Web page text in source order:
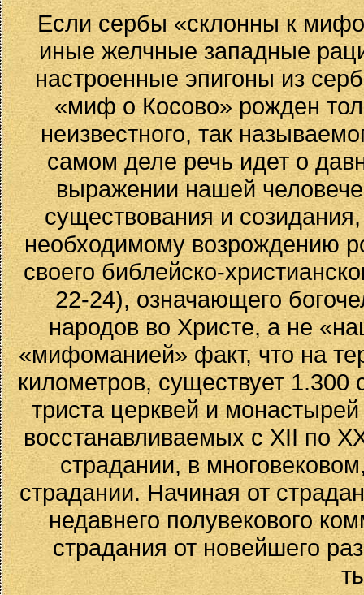
Если сербы «склонны к
иные желчные западные
настроенные эпигоны из
«миф о Косово» рожден
неизвестного, так
самом деле речь идет о
выражении нашей
существования и
необходимому возрождению
своего библейско-
22-24), означающего
народов во Христе, а не
«мифоманией» факт, что на
километров, существует
триста церквей и
восстанавливаемых с XII по
страдании, в
страдании. Начиная от
недавнего полувекового
страдания от новейшего